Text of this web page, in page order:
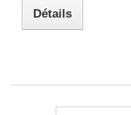
Détails